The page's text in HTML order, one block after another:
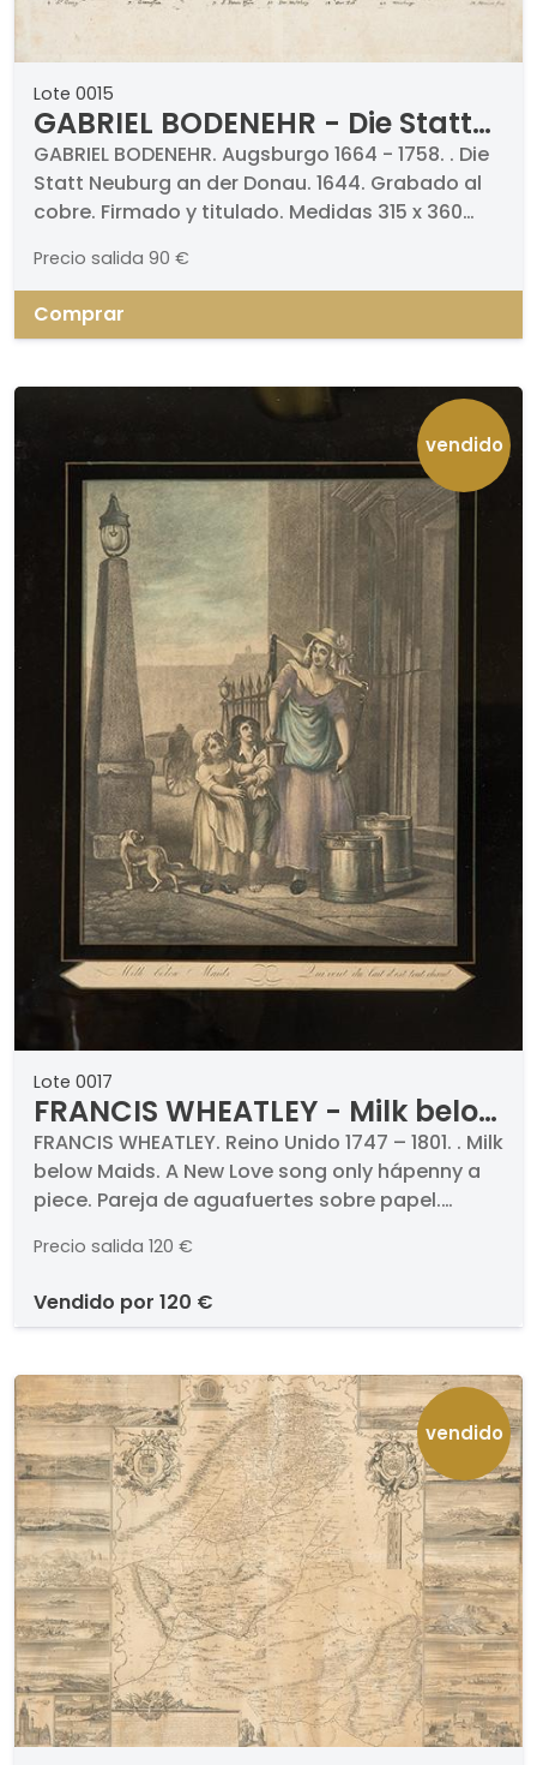
Lote 0015
GABRIEL BODENEHR - Die Statt
Neuburg an der Donau
GABRIEL BODENEHR. Augsburgo 1664 - 1758. . Die
Statt Neuburg an der Donau. 1644. Grabado al
cobre. Firmado y titulado. Medidas 315 x 360
"Kupferstich in der Topographia Germaniae des
Matthaeus Merian".k
Precio salida 90 €
Comprar
vendido
Lote 0017
FRANCIS WHEATLEY - Milk below
Maids
FRANCIS WHEATLEY. Reino Unido 1747 – 1801. . Milk
below Maids. A New Love song only hápenny a
piece. Pareja de aguafuertes sobre papel.
mm cada uno. . Proceden de la serie "Cries of
London".. Enmarcados
Precio salida 120 €
vendido por 120 €
vendido